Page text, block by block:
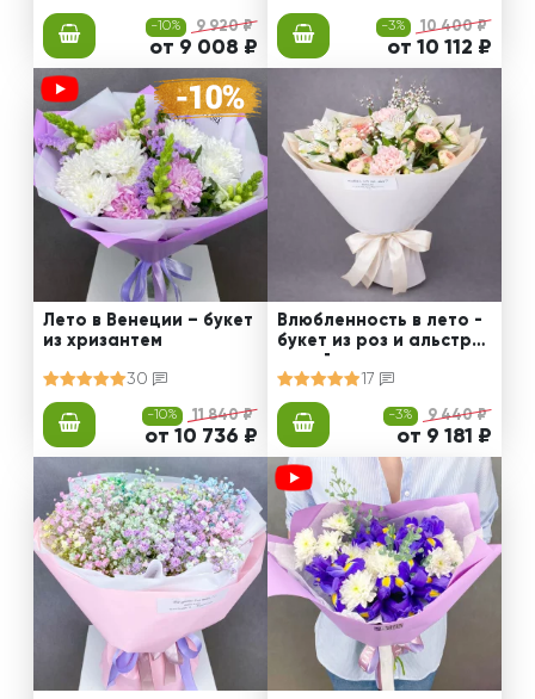
-10% 9 920 ₽
от 9 008 ₽
-3% 10 400 ₽
от 10 112 ₽
Лето в Венеции – букет
из хризантем
30
-10% 11 840 ₽
от 10 736 ₽
Влюбленность в лето -
букет из роз и альстро
мерий
17
-3% 9 440 ₽
от 9 181 ₽